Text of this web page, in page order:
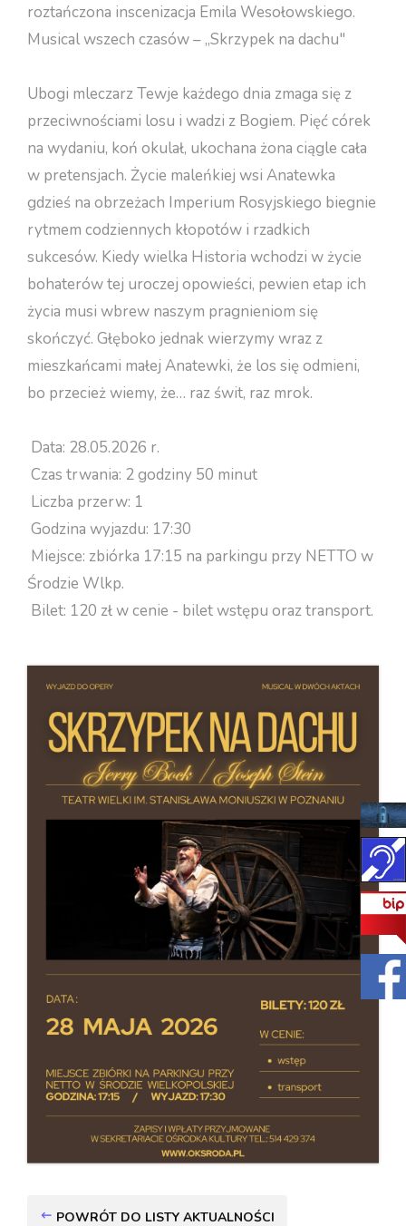
roztańczona inscenizacja Emila Wesołowskiego.
Musical wszech czasów – „Skrzypek na dachu"
Ubogi mleczarz Tewje każdego dnia zmaga się z
przeciwnościami losu i wadzi z Bogiem. Pięć córek
na wydaniu, koń okulał, ukochana żona ciągle cała
w pretensjach. Życie maleńkiej wsi Anatewka
gdzieś na obrzeżach Imperium Rosyjskiego biegnie
rytmem codziennych kłopotów i rzadkich
sukcesów. Kiedy wielka Historia wchodzi w życie
bohaterów tej uroczej opowieści, pewien etap ich
życia musi wbrew naszym pragnieniom się
skończyć. Głęboko jednak wierzymy wraz z
mieszkańcami małej Anatewki, że los się odmieni,
bo przecież wiemy, że… raz świt, raz mrok.
Data: 28.05.2026 r.
Czas trwania: 2 godziny 50 minut
Liczba przerw: 1
Godzina wyjazdu: 17:30
Miejsce: zbiórka 17:15 na parkingu przy NETTO w
Środzie Wlkp.
Bilet: 120 zł w cenie - bilet wstępu oraz transport.
POWRÓT DO LISTY AKTUALNOŚCI